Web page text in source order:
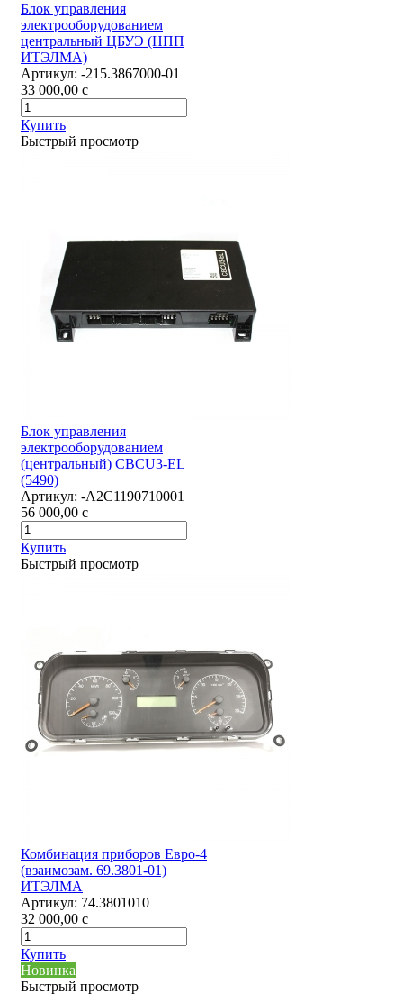
Блок управления
электрооборудованием
центральный ЦБУЭ (НПП
ИТЭЛМА)
Артикул: -215.3867000-01
33 000,00 c
Купить
Быстрый просмотр
Блок управления
электрооборудованием
(центральный) CBCU3-EL
(5490)
Артикул: -А2С1190710001
56 000,00 c
Купить
Быстрый просмотр
Комбинация приборов Евро-4
(взаимозам. 69.3801-01)
ИТЭЛМА
Артикул: 74.3801010
32 000,00 c
Купить
Новинка
Быстрый просмотр